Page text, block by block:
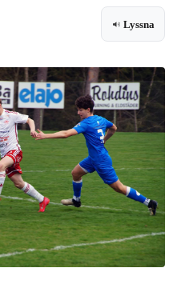
Lyssna